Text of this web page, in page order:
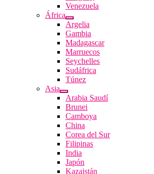
Venezuela
África
Argelia
Gambia
Madagascar
Marruecos
Seychelles
Sudáfrica
Túnez
Asia
Arabia Saudí
Brunei
Camboya
China
Corea del Sur
Filipinas
India
Japón
Kazajstán